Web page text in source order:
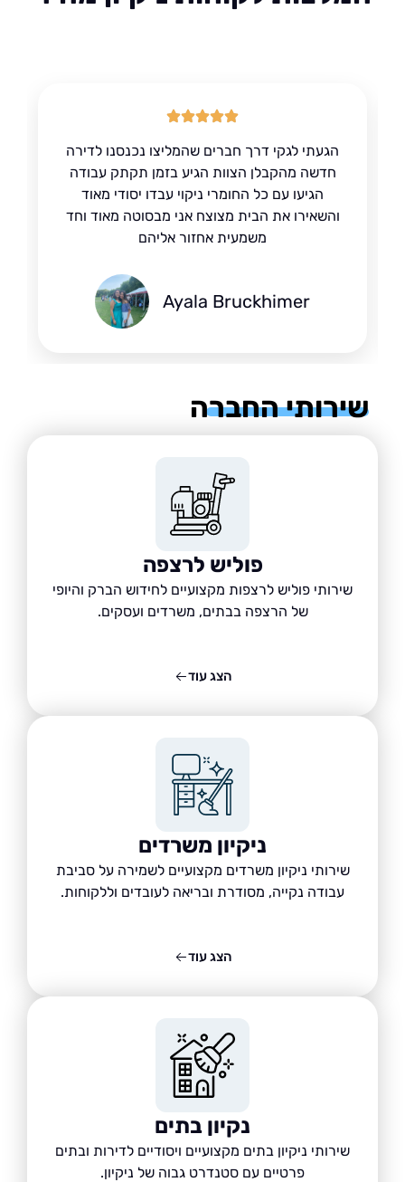
הגעתי לגקי דרך חברים שהמליצו נכנסנו לדירה
חדשה מהקבלן הצוות הגיע בזמן תקתק עבודה
הגיעו עם כל החומרי ניקוי עבדו יסודי מאוד
והשאירו את הבית מצוצח אני מבסוטה מאוד וחד
משמעית אחזור אליהם
Ayala Bruckhimer
החברה
פוליש לרצפה
שירותי פוליש לרצפות מקצועיים לחידוש הברק והיופי
של הרצפה בבתים, משרדים ועסקים.
ניקיון משרדים
שירותי ניקיון משרדים מקצועיים לשמירה על סביבת
עבודה נקייה, מסודרת ובריאה לעובדים וללקוחות.
נקיון בתים
שירותי ניקיון בתים מקצועיים ויסודיים לדירות ובתים
פרטיים עם סטנדרט גבוה של ניקיון.